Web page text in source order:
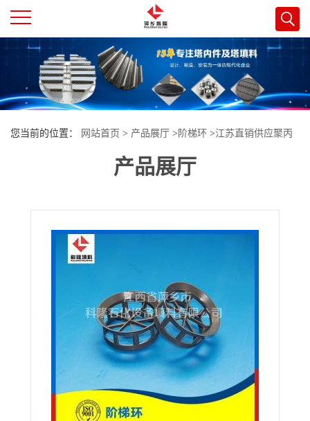
公
司
您当前的位置： 网站首页 > 产品展厅 > 阶梯环 >江苏直销供应聚丙
烯单层阶梯环填料双层阶梯环填料产品展厅